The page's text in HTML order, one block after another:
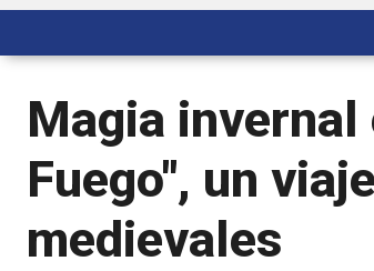
Magia
Fuego", un
medievales